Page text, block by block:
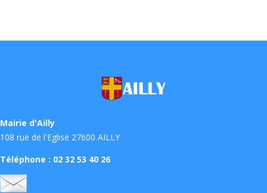
Mairie d'Ailly
108 rue de l'Eglise 27600 AILLY
Téléphone : 02 32 53 40 26